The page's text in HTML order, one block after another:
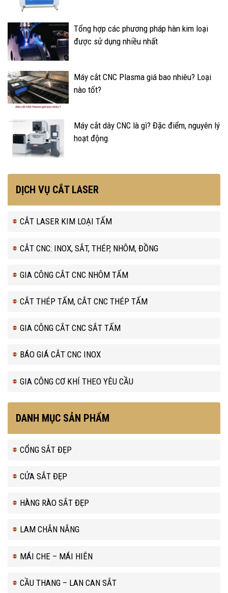
Tổng hợp các phương pháp hàn kim loại
được sử dụng nhiều nhất
Máy cắt CNC Plasma giá bao nhiêu? Loại
nào tốt?
Máy cắt dây CNC là gì? Đặc điểm, nguyên lý
hoạt động
DỊCH VỤ CẮT LASER
CẮT LASER KIM LOẠI TẤM
CẮT CNC: INOX, SẮT, THÉP, NHÔM, ĐỒNG
GIA CÔNG CẮT CNC NHÔM TẤM
CẮT THÉP TẤM, CẮT CNC THÉP TẤM
GIA CÔNG CẮT CNC SẮT TẤM
BÁO GIÁ CẮT CNC INOX
GIA CÔNG CƠ KHÍ THEO YÊU CẦU
DANH MỤC SẢN PHẨM
CỔNG SẮT ĐẸP
CỬA SẮT ĐẸP
HÀNG RÀO SẮT ĐẸP
LAM CHẮN NẮNG
MÁI CHE – MÁI HIÊN
CẦU THANG – LAN CAN SẮT